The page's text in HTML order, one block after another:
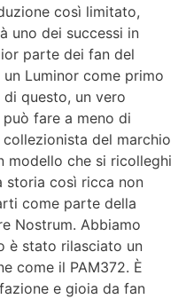
così limitato,
uno dei successi in
parte dei fan del
Luminor come primo
questo, un vero
fare a meno di
del marchio
modello che si ricolleghi
storia così ricca non
come parte della
Nostrum. Abbiamo
è stato rilasciato un
come il PAM372. È
e gioia da fan